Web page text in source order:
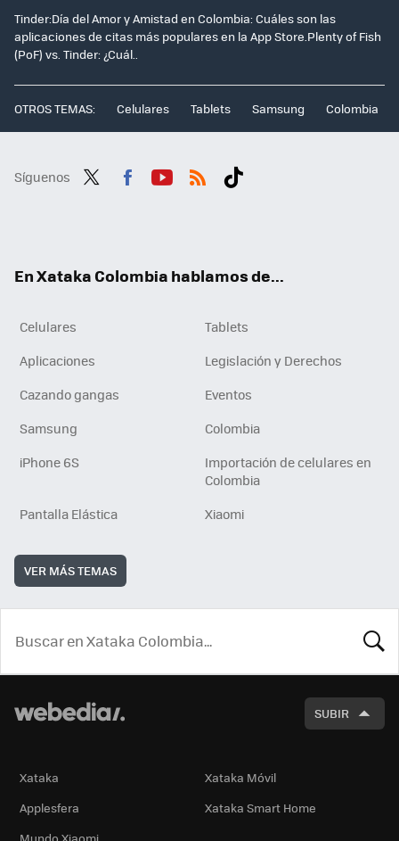
Tinder:Día del Amor y Amistad en Colombia: Cuáles son las
aplicaciones de citas más populares en la App Store.Plenty of Fish
(PoF) vs. Tinder: ¿Cuál..
OTROS TEMAS: Celulares Tablets Samsung Colombia
Síguenos
En Xataka Colombia hablamos de...
Celulares
Tablets
Aplicaciones
Legislación y Derechos
Cazando gangas
Eventos
Samsung
Colombia
iPhone 6S
Importación de celulares en
Colombia
Pantalla Elástica
Xiaomi
VER MÁS TEMAS
SUBIR
Xataka
Xataka Móvil
Applesfera
Xataka Smart Home